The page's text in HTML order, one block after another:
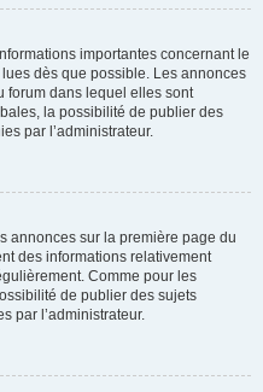
importantes concernant le
dès que possible. Les annonces
forum dans lequel elles sont
la possibilité de publier des
par l’administrateur.
annonces sur la première page du
des informations relativement
Comme pour les
de publier des sujets
par l’administrateur.